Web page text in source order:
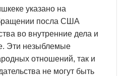
указано на
посла США
во внутренние дела и
Эти незыблемые
отношений, так и
не могут быть